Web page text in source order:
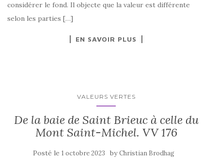
considérer le fond. Il objecte que la valeur est différente
selon les parties […]
EN SAVOIR PLUS
VALEURS VERTES
De la baie de Saint Brieuc à celle du
Mont Saint-Michel. VV 176
Posté le 1 octobre 2023 byChristian Brodhag